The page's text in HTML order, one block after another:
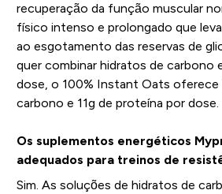
recuperação da função muscular
físico intenso e prolongado que
ao esgotamento das reservas de
quer combinar hidratos de carbono
dose, o 100% Instant Oats oferece
carbono e 11g de proteína por dose.
Os suplementos energéticos
adequados para treinos de
Sim. As soluções de hidratos de